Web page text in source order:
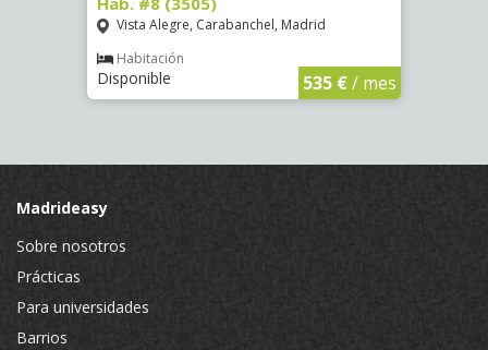
Vista Alegre, Carabanchel, Madrid
Habitación
Disponible 535 €/ mes
Madrideasy
Sobre nosotros
Prácticas
Para universidades
Barrios